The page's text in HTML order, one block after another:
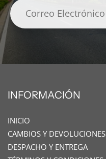
INFORMACIÓN
INICIO
CAMBIOS Y DEVOLUCIONES
DESPACHO Y ENTREGA